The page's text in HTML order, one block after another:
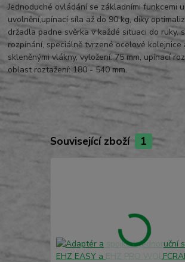
Jednoduché ovládání se základními funkcemi
uvolnění,upínací síla až do 90 kg, díky
držadla padne svěrka v každé situaci do ruky,
rozpínání, speciálně tvrzené ocelové
skleněnými vlákny, vyložení: 75 mm, upínací
oblast roztažení: 180 - 540 mm.
Související zboží 1